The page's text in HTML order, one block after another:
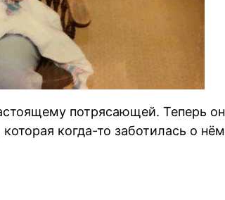
потрясающей. Теперь он
когда-то заботилась о нём